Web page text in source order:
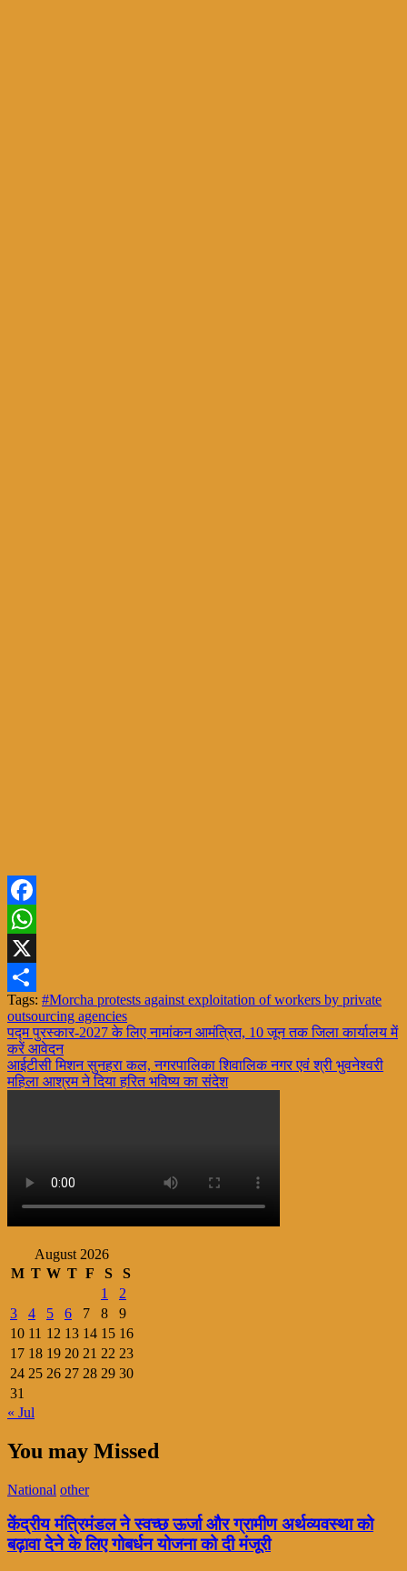
Facebook
WhatsApp
X
Share
Tags: #Morcha protests against exploitation of workers by private
outsourcing agencies
Post
navigation
पद्म पुरस्कार-2027 के लिए नामांकन आमंत्रित, 10 जून तक जिला कार्यालय में
करें आवेदन
आईटीसी मिशन सुनहरा कल, नगरपालिका शिवालिक नगर एवं श्री भुवनेश्वरी
महिला आश्रम ने दिया हरित भविष्य का संदेश
August 2026
M T W T F S
S
1
2
3
4 5 6 7 8
9
10 11 12 13 14 15 16
17 18 19 20 21 22 23
24 25 26 27 28 29 30
31
« Jul
You may Missed
National other
केंद्रीय मंत्रिमंडल ने स्वच्छ ऊर्जा और ग्रामीण अर्थव्यवस्था को
बढ़ावा देने के लिए गोबर्धन योजना को दी मंजूरी